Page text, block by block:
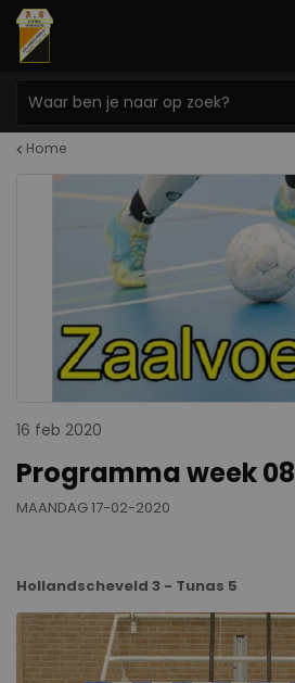
Home
16 feb 2020
Programma week 08
MAANDAG 17-02-2020
Hollandscheveld 3 - Tunas 5